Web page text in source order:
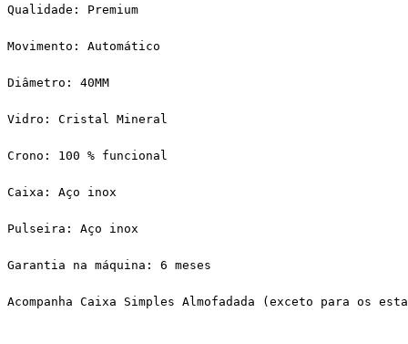
Qualidade: Premium
Movimento: Automático
Diâmetro: 40MM
Vidro: Cristal Mineral
Crono: 100 % funcional
Caixa: Aço inox
Pulseira: Aço inox
Garantia na máquina: 6 meses
Acompanha Caixa Simples Almofadada (exceto para os